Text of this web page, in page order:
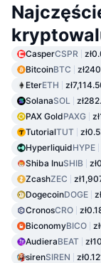
CasperCSPR
BitcoinBTC
EterETH
SolanaSOL
PAX GoldPAXG
TutorialTUT
HyperliquidHYPE
Shiba InuSHIB
ZcashZEC
DogecoinDOGE
CronosCRO
BiconomyBICO
AudieraBEAT
sirenSIREN